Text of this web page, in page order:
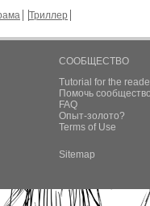
Триллер
СООБЩЕСТВО
Tutorial for the
Помочь
FAQ
Опыт-золото?
Terms of Use
Sitemap